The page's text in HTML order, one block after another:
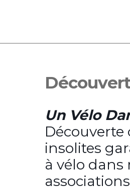
Un Vélo
Découverte
insolites
à vélo